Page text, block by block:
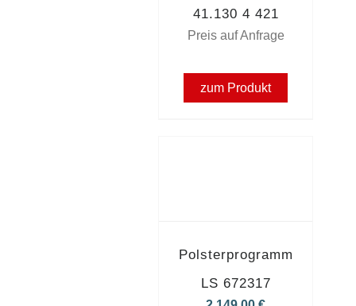
41.130 4 421
Preis auf Anfrage
zum Produkt
Polsterprogramm
LS 672317